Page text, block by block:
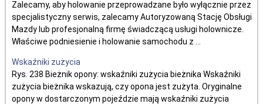
Zalecamy, aby holowanie przeprowadzane było wyłącznie przez
specjalistyczny serwis, zalecamy Autoryzowaną Stację Obsługi
Mazdy lub profesjonalną firmę świadczącą usługi holownicze.
Właściwe podniesienie i holowanie samochodu z ...
Wskaźniki zużycia
Rys. 238 Bieżnik opony: wskaźniki zużycia bieżnika Wskaźniki
zużycia bieżnika wskazują, czy opona jest zużyta. Oryginalne
opony w dostarczonym pojeździe mają wskaźniki zużycia